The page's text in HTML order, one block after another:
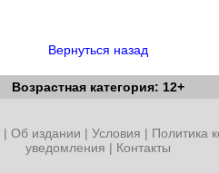
Вернуться назад
Возрастная категория: 12+
| Об издании | Условия | Политика
уведомления | Контакты